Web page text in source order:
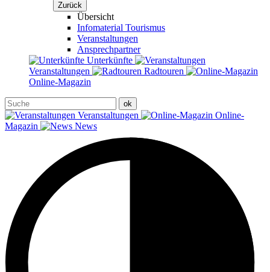
Zurück
Übersicht
Infomaterial Tourismus
Veranstaltungen
Ansprechpartner
Unterkünfte
Veranstaltungen
Radtouren
Online-Magazin
Veranstaltungen
Online-
Magazin
News